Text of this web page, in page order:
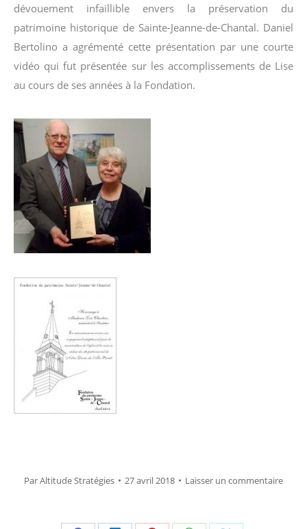
dévouement infaillible envers la préservation du
patrimoine historique de Sainte-Jeanne-de-Chantal. Daniel
Bertolino a agrémenté cette présentation par une courte
vidéo qui fut présentée sur les accomplissements de Lise
au cours de ses années à la Fondation.
ParAltitude Stratégies 27 avril 2018 Laisser un commentaire